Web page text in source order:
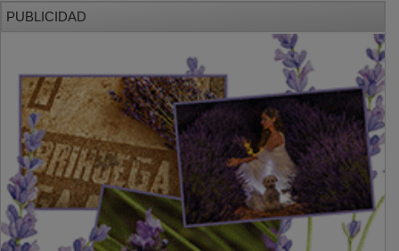
PUBLICIDAD